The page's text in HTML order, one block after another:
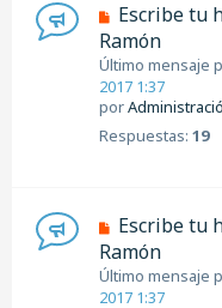
Escribe tu
Ramón
Último mensaje
2017 1:37
por
Respuestas: 19
Escribe tu
Ramón
Último mensaje
2017 1:37